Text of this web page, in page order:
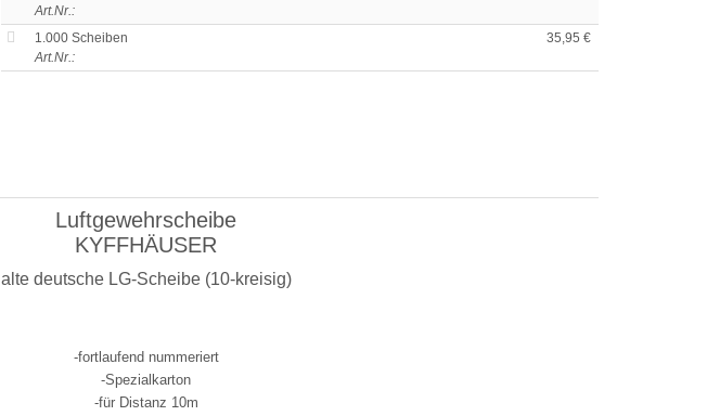
Art.Nr.:
1.000 Scheiben
35,95 €
Art.Nr.:
Luftgewehrscheibe
KYFFHÄUSER
alte deutsche LG-Scheibe (10-kreisig)
-fortlaufend nummeriert
-Spezialkarton
-für Distanz 10m